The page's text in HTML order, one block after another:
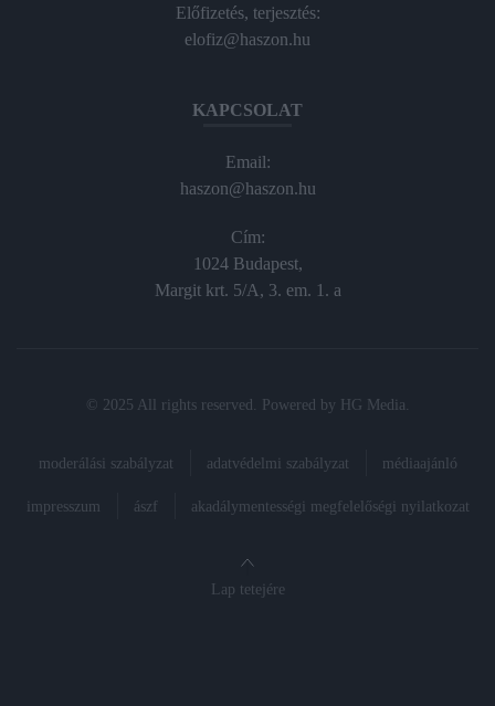
Előfizetés, terjesztés:
elofiz@haszon.hu
KAPCSOLAT
Email:
haszon@haszon.hu
Cím:
1024 Budapest,
Margit krt. 5/A, 3. em. 1. a
© 2025 All rights reserved. Powered by HG Media
moderálási szabályzat adatvédelmi szabályzat médiaajánló
impresszum ászf akadálymentességi megfelelőségi nyilatkozat
Lap tetejére